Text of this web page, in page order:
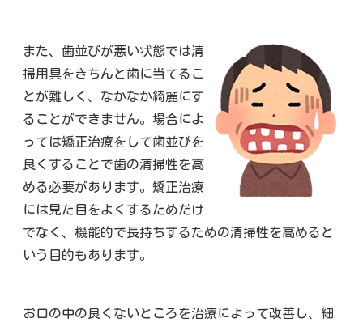
また、歯並びが悪い状態では清
掃用具をきちんと歯に当てるこ
とが難しく、なかなか綺麗にす
ることができません。場合によ
っては矯正治療をして歯並びを
良くすることで歯の清掃性を高
める必要があります。矯正治療
には見た目をよくするためだけ
でなく、機能的で長持ちするための清掃性を高めると
いう目的もあります。
お口の中の良くないところを治療によって改善し、細